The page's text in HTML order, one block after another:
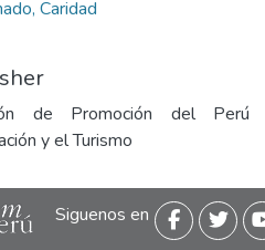
Caridad
de Promoción del
y el Turismo
Siguenos en